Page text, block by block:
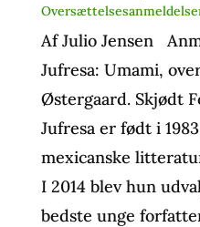
Af Julio Jensen
Jufresa: Umami,
Østergaard. Skjødt
Jufresa er født i
mexicanske
I 2014 blev hun
bedste unge